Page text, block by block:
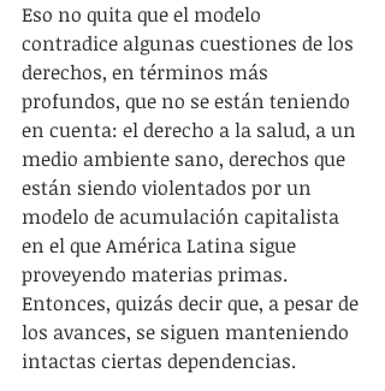
Eso no quita que el modelo
contradice algunas cuestiones de los
derechos, en términos más
profundos, que no se están teniendo
en cuenta: el derecho a la salud, a un
medio ambiente sano, derechos que
están siendo violentados por un
modelo de acumulación capitalista
en el que América Latina sigue
proveyendo materias primas.
Entonces, quizás decir que, a pesar de
los avances, se siguen manteniendo
intactas ciertas dependencias.